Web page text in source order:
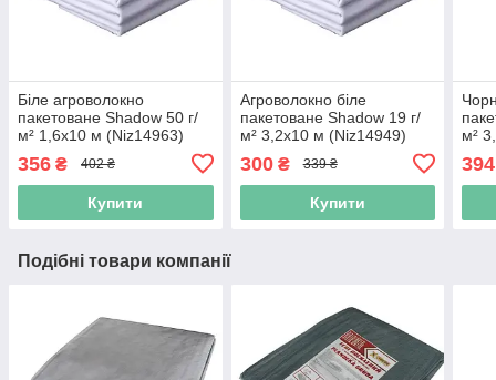
Біле агроволокно
пакетоване Shadow 50 г/
м² 1,6x10 м (Niz14963)
356 ₴ 402 ₴
Купити
Агроволокно біле
пакетоване Shadow 19 г/
м² 3,2x10 м (Niz14949)
300₴ 339 ₴
Купити
м²
394
Подібні товари компанії